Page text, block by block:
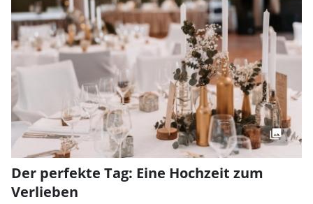
Der perfekte Tag: Eine Hochzeit zum
Verlieben